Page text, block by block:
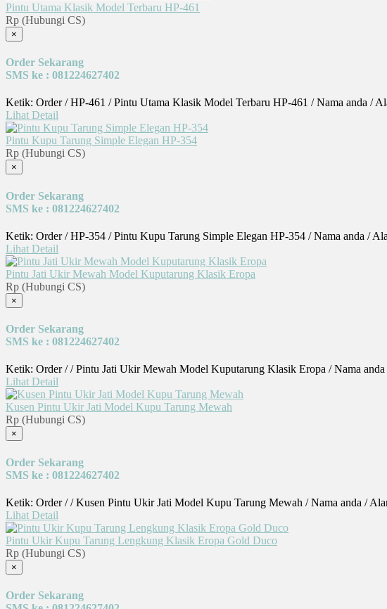
Pintu Utama Klasik Model Terbaru HP-461
Rp (Hubungi CS)
×
Order Sekarang
SMS ke : 081224627402
Ketik: Order / HP-461 / Pintu Utama Klasik Model Terbaru HP-461 / Nama anda /
Lihat Detail
Pintu Kupu Tarung Simple Elegan HP-354
Rp (Hubungi CS)
×
Order Sekarang
SMS ke : 081224627402
Ketik: Order / HP-354 / Pintu Kupu Tarung Simple Elegan HP-354 / Nama anda /
Lihat Detail
Pintu Jati Ukir Mewah Model Kuputarung Klasik Eropa
Rp (Hubungi CS)
×
Order Sekarang
SMS ke : 081224627402
Ketik: Order / / Pintu Jati Ukir Mewah Model Kuputarung Klasik Eropa / Nama anda
Lihat Detail
Kusen Pintu Ukir Jati Model Kupu Tarung Mewah
Rp (Hubungi CS)
×
Order Sekarang
SMS ke : 081224627402
Ketik: Order / / Kusen Pintu Ukir Jati Model Kupu Tarung Mewah / Nama anda /
Lihat Detail
Pintu Ukir Kupu Tarung Lengkung Klasik Eropa Gold Duco
Rp (Hubungi CS)
×
Order Sekarang